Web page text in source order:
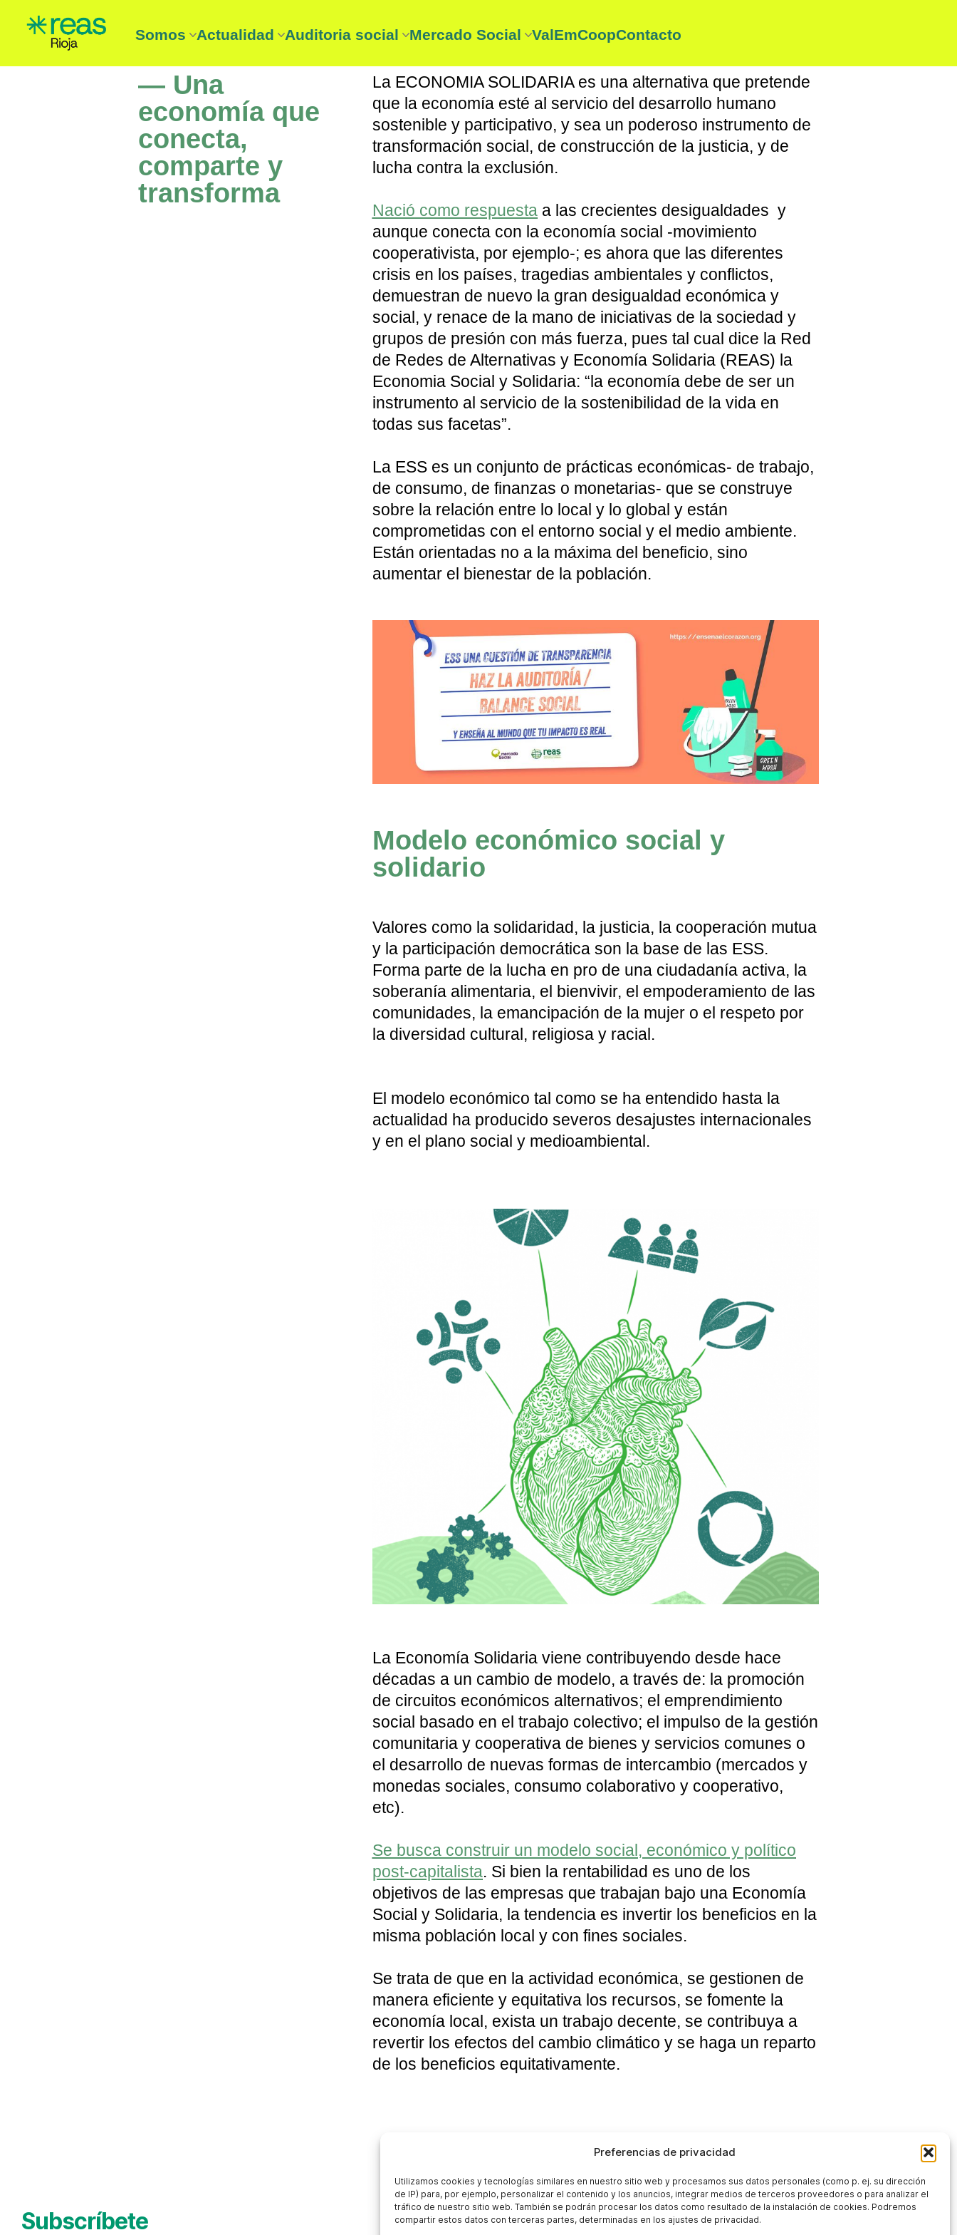
Preferencias de privacidad
Utilizamos cookies y tecnologías similares en nuestro sitio web y procesamos sus datos personales (como p. ej. su dirección
de IP) para, por ejemplo, personalizar el contenido y los anuncios, integrar medios de terceros proveedores o para analizar el
tráfico de nuestro sitio web. También se podrán procesar los datos como resultado de la instalación de cookies. Podremos
compartir estos datos con terceras partes, determinadas en los ajustes de privacidad.
Somos
REAS Rioja
Entidades
¿Que es la Economía solidaria?
Actualidad
Noticias
Boletín
Agenda
Auditoria social
Auditoria social
Auditoria Social 2025
Mercado Social
Entidades mercado social
☞ Consume lo nuestro
ValEmCoopContacto
— Una
economía que
conecta,
comparte y
transforma
La ECONOMIA SOLIDARIA es una alternativa que pretende
que la economía esté al servicio del desarrollo humano
sostenible y participativo, y sea un poderoso instrumento de
transformación social, de construcción de la justicia, y de
lucha contra la exclusión.
Nació como respuestaa las crecientes desigualdades y
aunque conecta con la economía social -movimiento
cooperativista, por ejemplo-; es ahora que las diferentes
crisis en los países, tragedias ambientales y conflictos,
demuestran de nuevo la gran desigualdad económica y
social, y renace de la mano de iniciativas de la sociedad y
grupos de presión con más fuerza, pues tal cual dice la Red
de Redes de Alternativas y Economía Solidaria (REAS) la
Economia Social y Solidaria: “la economía debe de ser un
instrumento al servicio de la sostenibilidad de la vida en
todas sus facetas”.
La ESS es un conjunto de prácticas económicas- de trabajo,
de consumo, de finanzas o monetarias- que se construye
sobre la relación entre lo local y lo global y están
comprometidas con el entorno social y el medio ambiente.
Están orientadas no a la máxima del beneficio, sino
aumentar el bienestar de la población.
Modelo económico social y
solidario
Valores como la solidaridad, la justicia, la cooperación mutua
y la participación democrática son la base de las ESS.
Forma parte de la lucha en pro de una ciudadanía activa, la
soberanía alimentaria, el bienvivir, el empoderamiento de las
comunidades, la emancipación de la mujer o el respeto por
la diversidad cultural, religiosa y racial.
El modelo económico tal como se ha entendido hasta la
actualidad ha producido severos desajustes internacionales
y en el plano social y medioambiental.
La Economía Solidaria viene contribuyendo desde hace
décadas a un cambio de modelo, a través de: la promoción
de circuitos económicos alternativos; el emprendimiento
social basado en el trabajo colectivo; el impulso de la gestión
comunitaria y cooperativa de bienes y servicios comunes o
el desarrollo de nuevas formas de intercambio (mercados y
monedas sociales, consumo colaborativo y cooperativo,
etc).
Se busca construir un modelo social, económico y político
post-capitalista. Si bien la rentabilidad es uno de los
objetivos de las empresas que trabajan bajo una Economía
Social y Solidaria, la tendencia es invertir los beneficios en la
misma población local y con fines sociales.
Se trata de que en la actividad económica, se gestionen de
manera eficiente y equitativa los recursos, se fomente la
economía local, exista un trabajo decente, se contribuya a
revertir los efectos del cambio climático y se haga un reparto
de los beneficios equitativamente.
Subscríbete Contacto Financiado